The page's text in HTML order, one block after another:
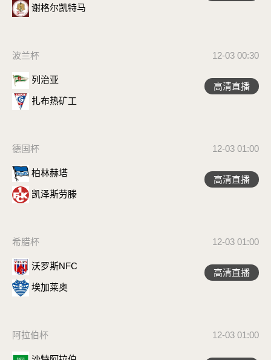
谢格尔凯特马
波兰杯 12-03 00:30
列治亚
扎布热矿工
高清直播
德国杯 12-03 01:00
柏林赫塔
凯泽斯劳滕
高清直播
希腊杯 12-03 01:00
沃罗斯NFC
埃加莱奥
高清直播
阿拉伯杯 12-03 01:00